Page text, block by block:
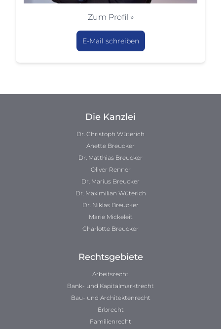
Zum Profil »
E-Mail schreiben
Die Kanzlei
Dr. Christoph Wüterich
Anette Breucker
Dr. Matthias Breucker
Oliver Renner
Dr. Marius Breucker
Dr. Maximilian Wüterich
Dr. Niklas Breucker
Marie Mickeleit
Charlotte Breucker
Rechtsgebiete
Arbeitsrecht
Bank- und Kapitalmarktrecht
Bau- und Architektenrecht
Erbrecht
Familienrecht